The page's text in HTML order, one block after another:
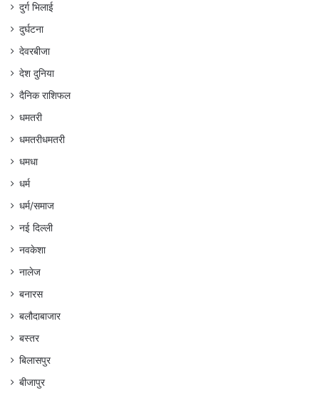
दुर्ग भिलाई
दुर्घटना
देवरबीजा
देश दुनिया
दैनिक राशिफल
धमतरी
धमतरीधमतरी
धमधा
धर्म
धर्म/समाज
नई दिल्ली
नवकेशा
नालेज
बनारस
बलौदाबाजार
बस्तर
बिलासपुर
बीजापुर